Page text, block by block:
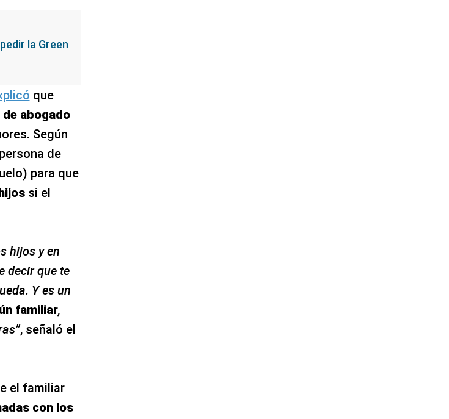
la Green
que
de abogado
Según
de
para que
si el
hijos y en
decir que te
Y es un
familiar,
, señaló el
el familiar
con los